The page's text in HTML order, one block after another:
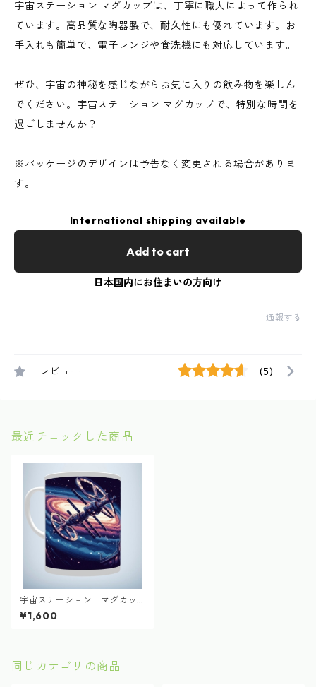
宇宙ステーション マグカップは、丁寧に職人によって作られ
ています。高品質な陶器製で、耐久性にも優れています。お
手入れも簡単で、電子レンジや食洗機にも対応しています。
ぜひ、宇宙の神秘を感じながらお気に入りの飲み物を楽しん
でください。宇宙ステーション マグカップで、特別な時間を
過ごしませんか？
※パッケージのデザインは予告なく変更される場合がありま
す。
International shipping available
Add to cart
日本国内にお住まいの方向け
通報する
レビュー (5)
最近チェックした商品
宇宙ステーション マグカッ
プ
¥1,600
同じカテゴリの商品